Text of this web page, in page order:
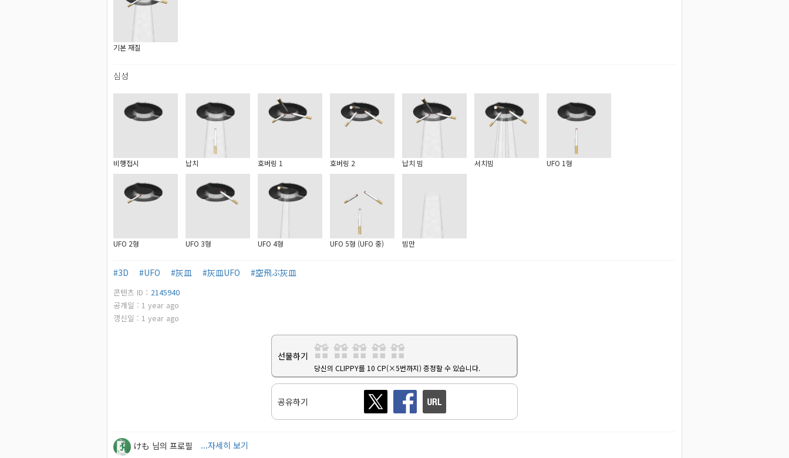
기본 재질
심성
비행접시 납치 호버링 1 호버링 2 납치 빔 서치빔 UFO 1형
UFO 2형 UFO 3형 UFO 4형 UFO 5형 (UFO 중) 빔만
#3D #UFO #灰皿 #灰皿UFO #空飛ぶ灰皿
콘텐츠 ID： 2145940
공개일 : 1 year ago
갱신일 : 1 year ago
선물하기
당신의 CLIPPY를 10 CP(×5번까지) 증정할 수 있습니다.
공유하기
けも 님의 프로필
...자세히 보기